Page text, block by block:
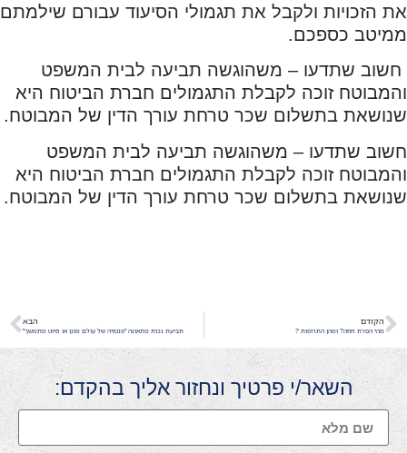
את הזכויות ולקבל את תגמולי הסיעוד עבורם שילמתם
ממיטב כספכם.
חשוב שתדעו – משהוגשה תביעה לבית המשפט
והמבוטח זוכה לקבלת התגמולים חברת הביטוח היא
שנושאת בתשלום שכר טרחת עורך הדין של המבוטח.
חשוב שתדעו – משהוגשה תביעה לבית המשפט
והמבוטח זוכה לקבלת התגמולים חברת הביטוח היא
שנושאת בתשלום שכר טרחת עורך הדין של המבוטח.
הקודם
מהי הפרת חוזה? ומהן התרופות ?
הבא
תביעת נכות מתאונה "פנטזיה של עולם מוגן או סיוט מתמשך"
השאר/י פרטיך ונחזור אליך בהקדם: